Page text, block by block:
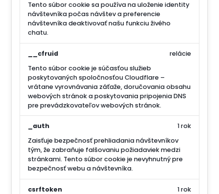
Tento súbor cookie sa používa na uloženie identity
návštevníka počas návštev a preferencie
návštevníka deaktivovať našu funkciu živého
chatu.
__cfruid
Tento súbor cookie je súčasťou služieb
poskytovaných spoločnosťou Cloudflare –
vrátane vyrovnávania záťaže, doručovania obsahu
webových stránok a poskytovania pripojenia DNS
pre prevádzkovateľov webových stránok.
relácie
_auth
Zaisťuje bezpečnosť prehliadania návštevníkov
tým, že zabraňuje falšovaniu požiadaviek medzi
stránkami. Tento súbor cookie je nevyhnutný pre
bezpečnosť webu a návštevníka.
1 rok
csrftoken
1 rok